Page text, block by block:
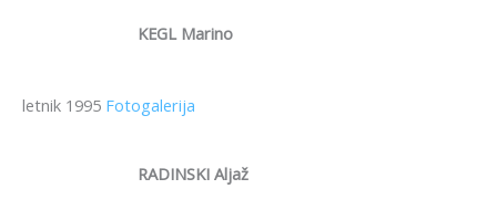
KEGL Marino
letnik 1995 Fotogalerija
RADINSKI Aljaž